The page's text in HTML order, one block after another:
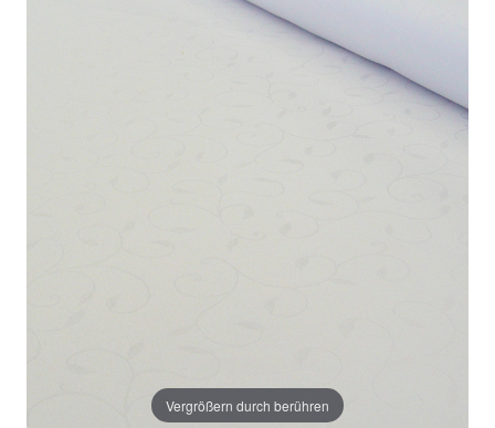
Vergrößern durch berühren